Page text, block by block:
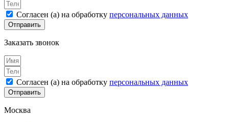
Согласен (а) на обработку персональных данных
Отправить
Заказать звонок
Согласен (а) на обработку персональных данных
Отправить
Москва